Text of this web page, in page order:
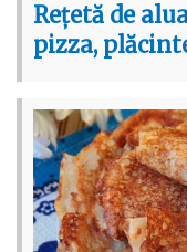
Rețetă de
pizza,